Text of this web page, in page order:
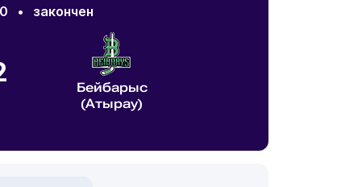
• закончен
Бейбарыс
(Атырау)